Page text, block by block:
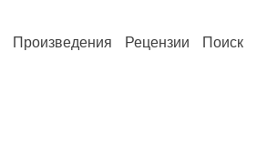
Произведения Рецензии Поиск